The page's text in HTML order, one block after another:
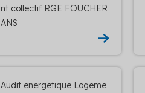
nt collectif RGE FOUCHER
ANS
Audit energetique Logeme